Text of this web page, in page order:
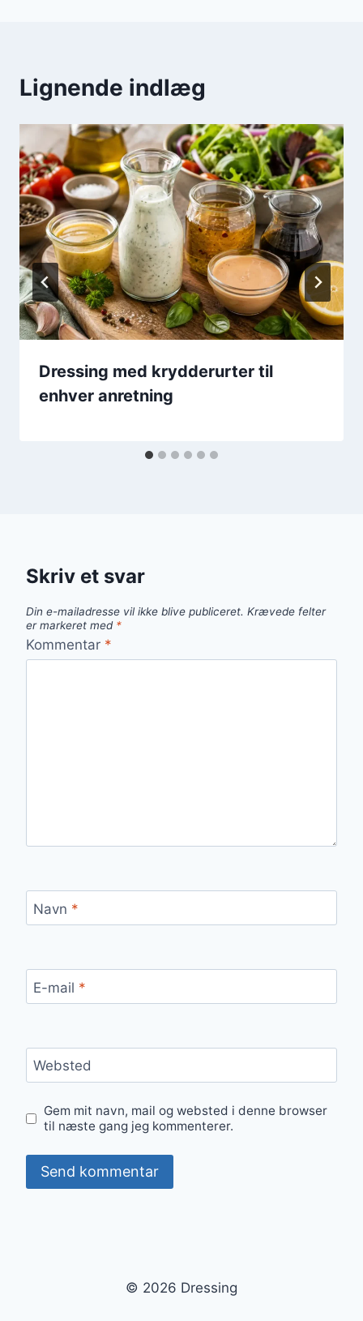
Lignende indlæg
Dressing med krydderurter til
enhver anretning
Skriv et svar
Din e-mailadresse vil ikke blive publiceret. Krævede felter
er markeret med *
Kommentar *
Navn *
E-mail *
Websted
Gem mit navn, mail og websted i denne browser
til næste gang jeg kommenterer.
© 2026 Dressing